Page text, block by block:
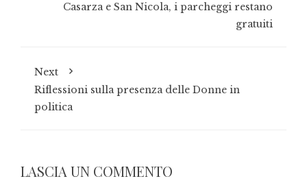
Casarza e San Nicola, i parcheggi restano
gratuiti
Next
Riflessioni sulla presenza delle Donne in
politica
LASCIA UN COMMENTO